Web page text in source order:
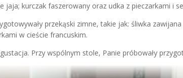
jaja; kurczak faszerowany oraz udka z pieczarkami i
przekąski zimne, takie jak: śliwka
w cieście francuskim.
Przy wspólnym stole, Panie próbowały